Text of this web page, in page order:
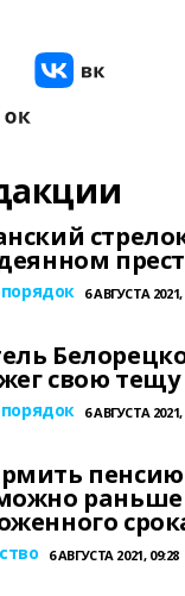
6 АВГУСТА 2021,
свою тещу
6 АВГУСТА 2021,
пенсию
раньше
6 АВГУСТА 2021, 09:28